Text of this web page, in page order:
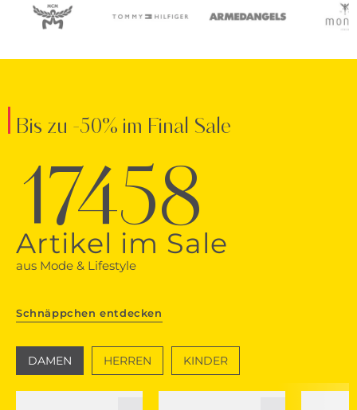
Bis zu -50% im Final Sale
17458
Artikel im Sale
aus Mode & Lifestyle
Schnäppchen entdecken
DAMEN HERREN KINDER